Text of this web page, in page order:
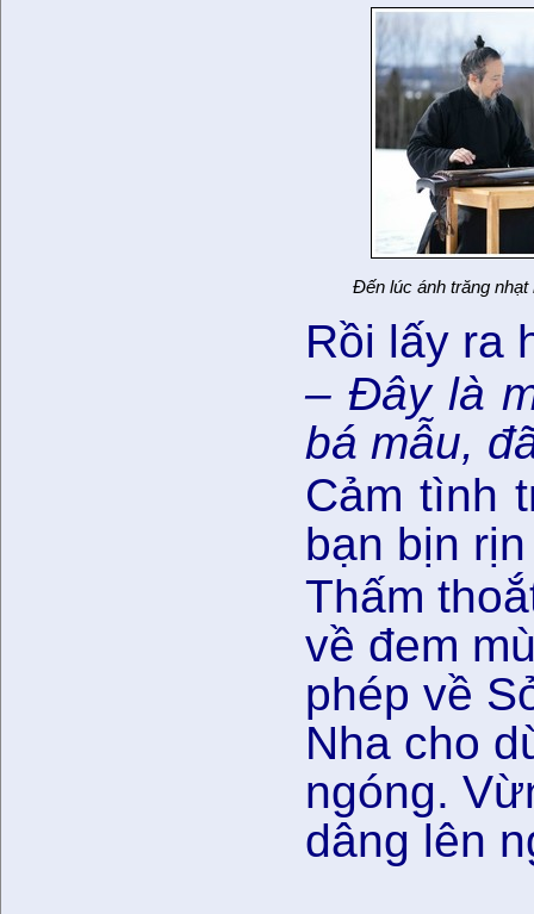
Đến lúc ánh trăng
Rồi lấy ra
– Đây là
bá mẫu,
Cảm tình
bạn bịn
Thấm
về đem
phép về
Nha cho
ngóng.
dâng lên